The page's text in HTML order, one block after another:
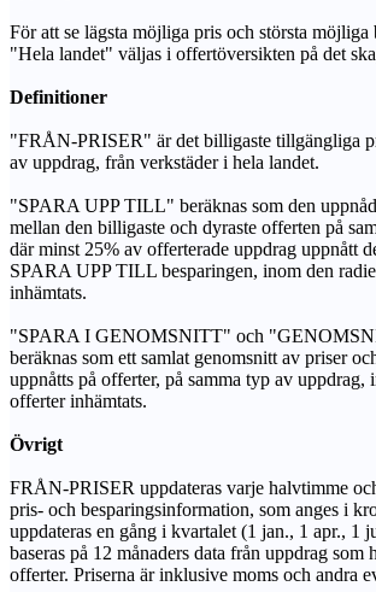
För att se lägsta möjliga pris och största möjliga
"Hela landet" väljas i offertöversikten på det
Definitioner
"FRÅN-PRISER" är det billigaste tillgängliga
av uppdrag, från verkstäder i hela landet.
"SPARA UPP TILL" beräknas som den
mellan den billigaste och dyraste offerten på
där minst 25% av offerterade uppdrag uppnått
SPARA UPP TILL besparingen, inom den
inhämtats.
"SPARA I GENOMSNITT" och
beräknas som ett samlat genomsnitt av priser
uppnåtts på offerter, på samma typ av uppdrag,
offerter inhämtats.
Övrigt
FRÅN-PRISER uppdateras varje halvtimme
pris- och besparingsinformation, som anges i
uppdateras en gång i kvartalet (1 jan., 1 apr., 1
baseras på 12 månaders data från uppdrag som
offerter. Priserna är inklusive moms och andra